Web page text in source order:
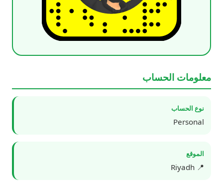
معلومات الحساب
نوع الحساب
Personal
الموقع
📍 Riyadh